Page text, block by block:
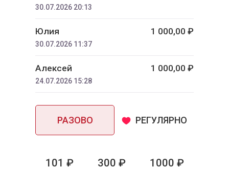
РАЗОВО РЕГУЛЯРНО
101 ₽ 300 ₽ 1000 ₽
30.07.2026 20:13
Юлия 1 000,00 ₽
30.07.2026 11:37
Алексей 1 000,00 ₽
24.07.2026 15:28